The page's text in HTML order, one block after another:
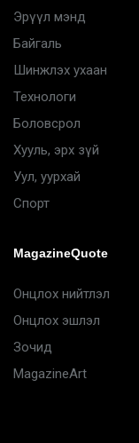
Эрүүл мэнд
Байгаль
Шинжлэх ухаан
Технологи
Боловсрол
Хууль, эрх зүй
Уул, уурхай
Спорт
MagazineQuote
Онцлох нийтлэл
Онцлох эшлэл
Зочид
MagazineArt